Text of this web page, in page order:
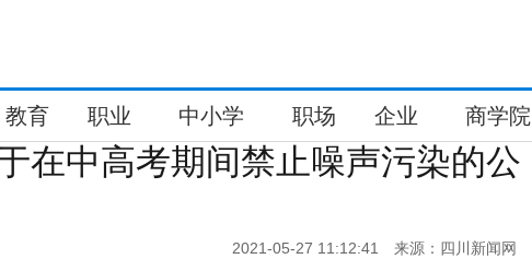
教育 职业 中小学 职场 企业 商学院
在中高考期间禁止噪声污染的公
2021-05-27 11:12:41 来源：四川新闻网